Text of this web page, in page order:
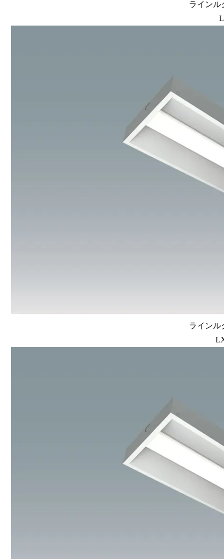
ラインル
ラインル